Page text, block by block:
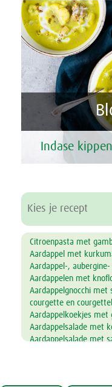
Indase
Citroenpasta met
Aardappel met
Aardappel-,
Aardappelen met
Aardappelgnocchi met
courgette en
Aardappelkoekjes met
Aardappelsalade met
Aardappelsalade met